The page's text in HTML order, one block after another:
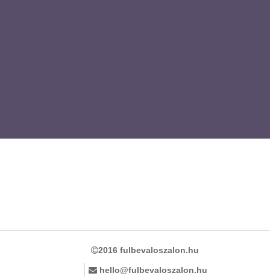
2016 fulbevaloszalon.hu
hello@fulbevaloszalon.hu